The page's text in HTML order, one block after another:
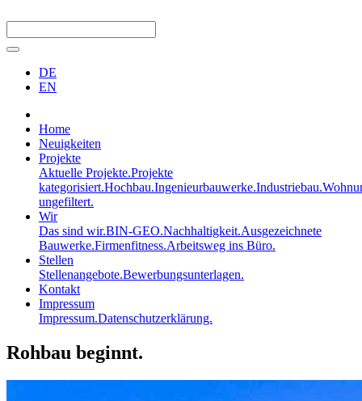
DE
EN
Home
Neuigkeiten
Projekte
Aktuelle Projekte.Projekte
kategorisiert.Hochbau.Ingenieurbauwerke.Industriebau.
ungefiltert.
Wir
Das sind wir.BIN-GEO.Nachhaltigkeit.Ausgezeichnete
Bauwerke.Firmenfitness.Arbeitsweg ins Büro.
Stellen
Stellenangebote.Bewerbungsunterlagen.
Kontakt
Impressum
Impressum.Datenschutzerklärung.
Rohbau beginnt.